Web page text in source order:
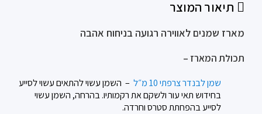
תיאור המוצר
מארז שמנים לאווירה רגועה בניחוח אהבה
תכולת המארז –
שמן לבנדר צרפתי 10 מ״ל
– השמן עשוי להתאים עשוי לסייע
בחידוש תאי עור ולשקם את רקמותיו.בהרחה, השמן עשוי
לסייע בהפחתת סטרס וחרדה.